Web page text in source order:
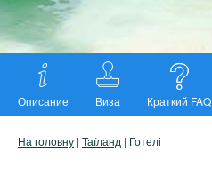
Описание Виза Краткий FAQ
На головну | Таїланд | Готелі